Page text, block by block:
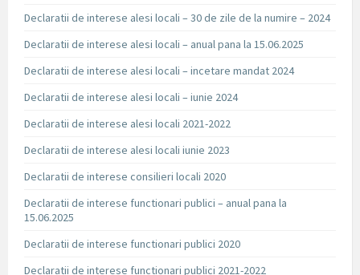
Declaratii de interese alesi locali – 30 de zile de la numire – 2024
Declaratii de interese alesi locali – anual pana la 15.06.2025
Declaratii de interese alesi locali – incetare mandat 2024
Declaratii de interese alesi locali – iunie 2024
Declaratii de interese alesi locali 2021-2022
Declaratii de interese alesi locali iunie 2023
Declaratii de interese consilieri locali 2020
Declaratii de interese functionari publici – anual pana la
15.06.2025
Declaratii de interese functionari publici 2020
Declaratii de interese functionari publici 2021-2022